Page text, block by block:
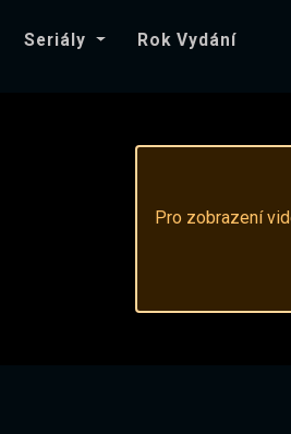
Seriály Rok Vydání
Pro zobrazení